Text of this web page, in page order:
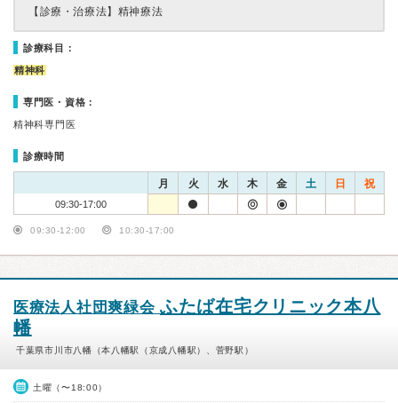
【診療・治療法】 精神療法
診療科目：
精神科
専門医・資格：
精神科専門医
診療時間
月 火 水 木 金 土 日 祝
09:30-17:00
09:30-12:00 10:30-17:00
医療法人社団爽緑会 ふたば在宅クリニック本八
幡
千葉県市川市八幡（本八幡駅（京成八幡駅）、菅野駅）
土曜（〜18:00）